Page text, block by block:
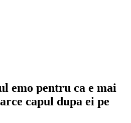
emo pentru ca e mai
capul dupa ei pe